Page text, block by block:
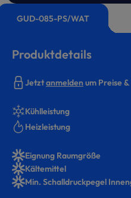
GUD-085-PS/WAT
Produktdetails
Jetztanmeldenum Preise
Kühlleistung
Heizleistung
Eignung Raumgröße
Kältemittel
Min. Schalldruckpegel